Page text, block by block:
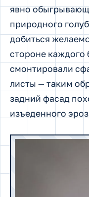
явно
природного
добиться
стороне каждого
смонтировали
листы — таким
задний фасад
изъеденного